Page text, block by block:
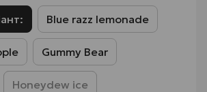
Blue razz lemonade
Gummy Bear
Honeydew ice